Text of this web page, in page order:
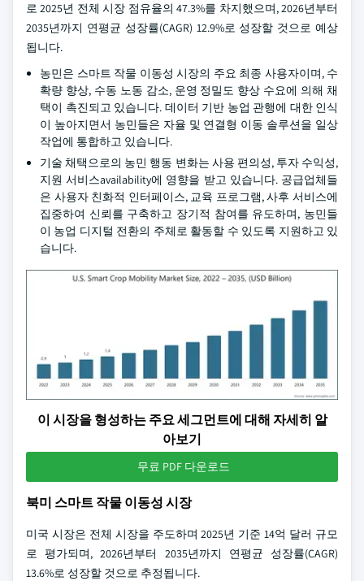
로 2025년 전체 시장 점유율의 47.3%를 차지했으며, 2026년부터
2035년까지 연평균 성장률(CAGR) 12.9%로 성장할 것으로 예상
됩니다.
농민은 스마트 작물 이동성 시장의 주요 최종 사용자이며, 수
확량 향상, 수동 노동 감소, 운영 정밀도 향상 수요에 의해 채
택이 촉진되고 있습니다. 데이터 기반 농업 관행에 대한 인식
이 높아지면서 농민들은 자율 및 연결형 이동 솔루션을 일상
작업에 통합하고 있습니다.
기술 채택으로의 농민 행동 변화는 사용 편의성, 투자 수익성,
지원 서비스availability에 영향을 받고 있습니다. 공급업체들
은 사용자 친화적 인터페이스, 교육 프로그램, 사후 서비스에
집중하여 신뢰를 구축하고 장기적 참여를 유도하며, 농민들
이 농업 디지털 전환의 주체로 활동할 수 있도록 지원하고 있
습니다.
이 시장을 형성하는 주요 세그먼트에 대해 자세히 알
아보기
무료 PDF 다운로드
북미 스마트 작물 이동성 시장
미국 시장은 전체 시장을 주도하며 2025년 기준 14억 달러 규모
로 평가되며, 2026년부터 2035년까지 연평균 성장률(CAGR)
13.6%로 성장할 것으로 추정됩니다.